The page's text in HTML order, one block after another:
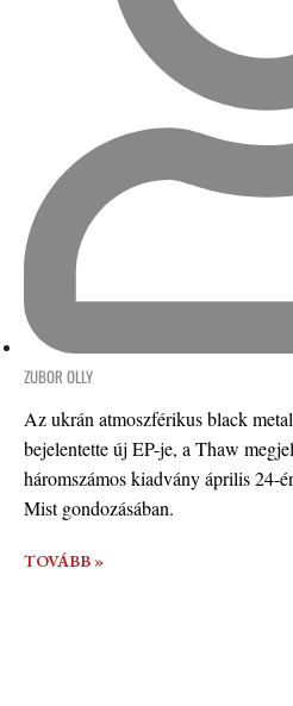
ZUBOR OLLY
Az ukrán atmoszférikus black
bejelentette új EP-je, a Thaw
háromszámos kiadvány április 24-
Mist gondozásában.
TOVÁBB »